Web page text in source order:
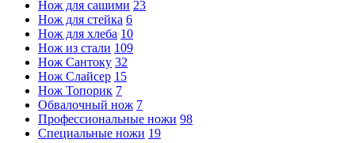
Нож для сашими 23
Нож для стейка 6
Нож для хлеба 10
Нож из стали 109
Нож Сантоку 32
Нож Слайсер 15
Нож Топорик 7
Обвалочный нож 7
Профессиональные ножи 98
Специальные ножи 19